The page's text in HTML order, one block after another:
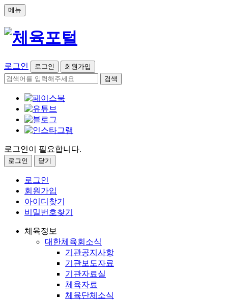
메뉴
로그인 로그인
회원가입
검색
로그인이 필요합니다.
로그인 닫기
로그인
회원가입
아이디찾기
비밀번호찾기
체육정보
대한체육회소식
기관공지사항
기관보도자료
기관자료실
체육자료
체육단체소식